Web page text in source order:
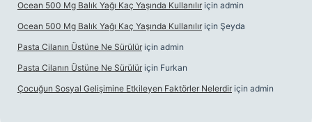
Ocean 500 Mg Balık Yağı Kaç Yaşında Kullanılır için admin
Ocean 500 Mg Balık Yağı Kaç Yaşında Kullanılır için Şeyda
Pasta Cilanın Üstüne Ne Sürülür için admin
Pasta Cilanın Üstüne Ne Sürülür için Furkan
Çocuğun Sosyal Gelişimine Etkileyen Faktörler Nelerdir için admin